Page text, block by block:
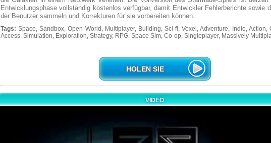
Entwicklungsphase vollständig kostenlos verfügbar, damit Entwickler Fehlerberichte sowie
der Benutzer sammeln und Korrekturen für sie vorbereiten können.
Tags: Space, Sandbox, Open World, Multiplayer, Building, Sci-fi, Voxel, Adventure, Indie, Action,
Access, Simulation, Exploration, Strategy, RPG, Space Sim, Co-op, Singleplayer, Massively
HOLEN SIE
VIDEO